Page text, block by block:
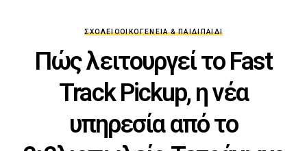
ΣΧΟΛΕΊΟΟΙΚΟΓΈΝΕΙΑ & ΠΑΙΔΊΠΑΙΔΊ
Πώς λειτουργεί το Fast
Track Pickup, η νέα
υπηρεσία από το